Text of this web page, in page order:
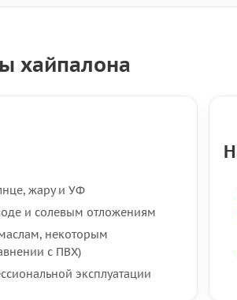
хайпалона
жару и УФ
и солевым отложениям
некоторым
с ПВХ)
эксплуатации